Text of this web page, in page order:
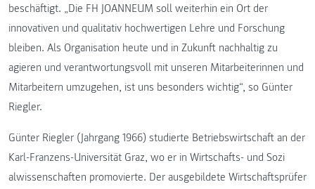
beschäftigt. „Die FH JOANNEUM soll weiterhin ein Ort der
innovativen und qualitativ hochwertigen Lehre und Forschung
bleiben. Als Organisation heute und in Zukunft nachhaltig zu
agieren und verantwortungsvoll mit unseren Mitarbeiterinnen und
Mitarbeitern umzugehen, ist uns besonders wichtig“, so Günter
Riegler.
Günter Riegler (Jahrgang 1966) studierte Betriebswirtschaft an der
Karl-Franzens-Universität Graz, wo er in Wirtschafts- und Sozi
alwissenschaften promovierte. Der ausgebildete Wirtschaftsprüfer